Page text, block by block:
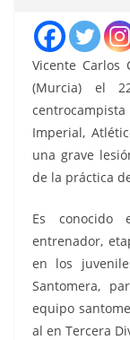
Vicente Carlos
(Murcia) el
Imperial,
una grave
de la práctica
Es conocido
entrenador,
en los
Santomera,
equipo
al en Tercera